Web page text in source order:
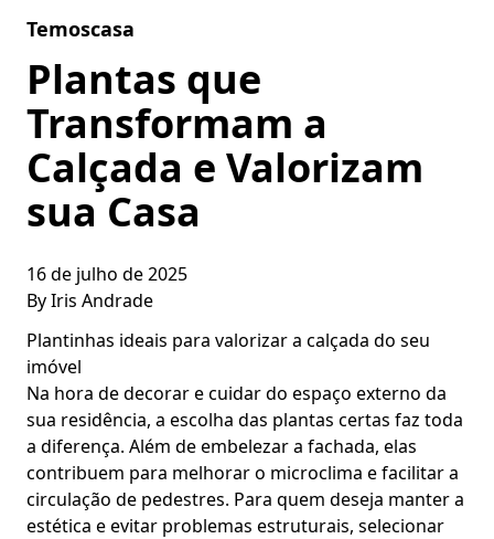
Temoscasa
Plantas que
Transformam a
Calçada e Valorizam
sua Casa
16 de julho de 2025
ByIris Andrade
Plantinhas ideais para valorizar a calçada do seu
imóvel
Na hora de decorar e cuidar do espaço externo da
sua residência, a escolha das plantas certas faz toda
a diferença. Além de embelezar a fachada, elas
contribuem para melhorar o microclima e facilitar a
circulação de pedestres. Para quem deseja manter a
estética e evitar problemas estruturais, selecionar